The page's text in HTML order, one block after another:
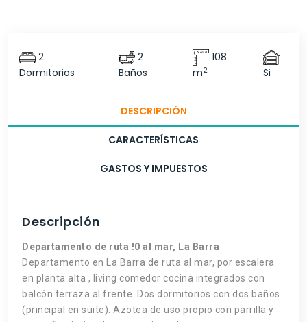
2
Dormitorios
2
Baños
108
m2 Si
DESCRIPCIÓN
CARACTERÍSTICAS
GASTOS Y IMPUESTOS
Descripción
Departamento de ruta !0 al mar, La Barra
Departamento en La Barra de ruta al mar, por escalera
en planta alta , living comedor cocina integrados con
balcón terraza al frente. Dos dormitorios con dos baños
(principal en suite). Azotea de uso propio con parrilla y